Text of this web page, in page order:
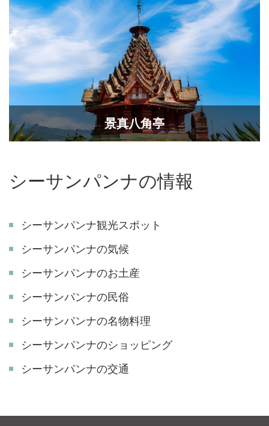
景真八角亭
シーサンパンナの情報
シーサンパンナ観光スポット
シーサンパンナの気候
シーサンパンナのお土産
シーサンパンナの民俗
シーサンパンナの名物料理
シーサンパンナのショッピング
シーサンパンナの交通